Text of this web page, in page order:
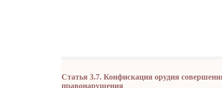
Статья 3.7. Конфискация орудия
правонарушения